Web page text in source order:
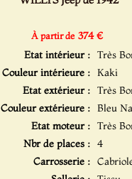
À partir de 374 €
Etat intérieur : Très
Couleur intérieure : Kaki
Etat extérieur : Très
Couleur extérieure : Bleu
Etat moteur : Très
Nbr de places : 4
Carrosserie :